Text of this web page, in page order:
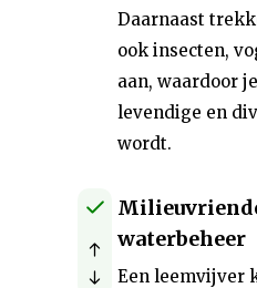
Daarnaast
ook insecten,
aan, waardoor
levendige en
wordt.
waterbeheer
Een leemvijver